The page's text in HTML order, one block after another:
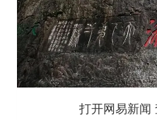
打开网易新闻